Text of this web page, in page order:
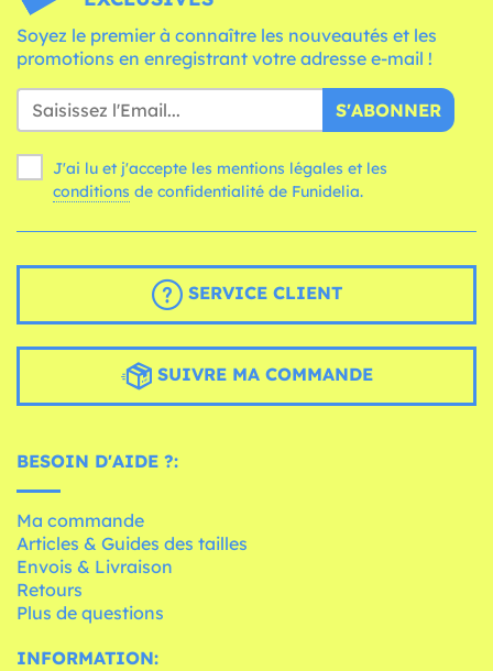
Soyez le premier à connaître les nouveautés et les
promotions en enregistrant votre adresse e-mail !
S'ABONNER
J'ai lu et j'accepte les mentions légales et les
conditions de confidentialité de Funidelia.
SERVICE CLIENT
SUIVRE MA COMMANDE
BESOIN D'AIDE ?:
Ma commande
Articles & Guides des tailles
Envois & Livraison
Retours
Plus de questions
INFORMATION: